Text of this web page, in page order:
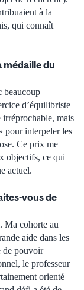
à la
qui connaît
médaille du
beaucoup
d’équilibriste
mais
pour interpeler les
Ce prix me
objectifs, ce qui
actuel.
vous de
Ma cohorte au
aide dans les
de pouvoir
le professeur
orienté